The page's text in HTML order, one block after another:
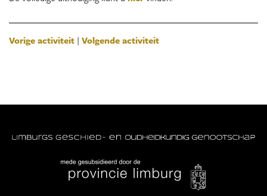
Vorige activiteit | Volgende activiteit